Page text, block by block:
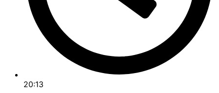
20:13